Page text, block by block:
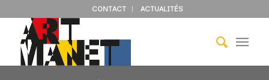
CONTACT ACTUALITÉS